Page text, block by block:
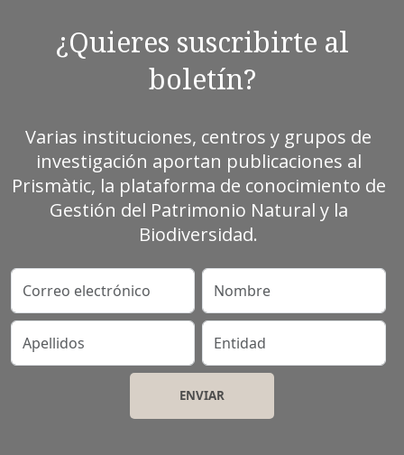
¿Quieres suscribirte al
boletín?
Varias instituciones, centros y grupos de
investigación aportan publicaciones al
Prismàtic, la plataforma de conocimiento de
Gestión del Patrimonio Natural y la
Biodiversidad.
Correo electrónico Nombre
Apellidos Entidad